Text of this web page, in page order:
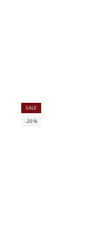
SALE
-20%